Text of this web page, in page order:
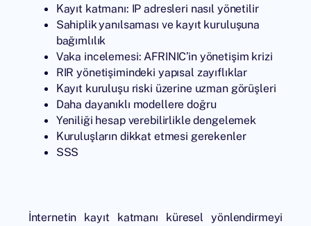
Kayıt katmanı: IP adresleri nasıl yönetilir
Sahiplik yanılsaması ve kayıt kuruluşuna
bağımlılık
Vaka incelemesi: AFRINIC’in yönetişim krizi
RIR yönetişimindeki yapısal zayıflıklar
Kayıt kuruluşu riski üzerine uzman görüşleri
Daha dayanıklı modellere doğru
Yeniliği hesap verebilirlikle dengelemek
Kuruluşların dikkat etmesi gerekenler
SSS
İnternetin kayıt katmanı küresel yönlendirmeyi